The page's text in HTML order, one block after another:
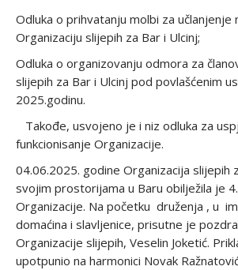
Odluka o prihvatanju molbi za učlanjenje
Organizaciju slijepih za Bar i Ulcinj;
Odluka o organizovanju odmora za
slijepih za Bar i Ulcinj pod povlašćenim
2025.godinu.
Takođe, usvojeno je i niz odluka za
funkcionisanje Organizacije.
04.06.2025. godine Organizacija slijepih
svojim prostorijama u Baru obilježila je
Organizacije. Na početku druženja , u
domaćina i slavljenice, prisutne je
Organizacije slijepih, Veselin Joketić.
upotpunio na harmonici Novak